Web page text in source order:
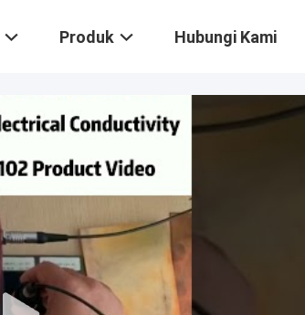
Produk Hubungi Kami